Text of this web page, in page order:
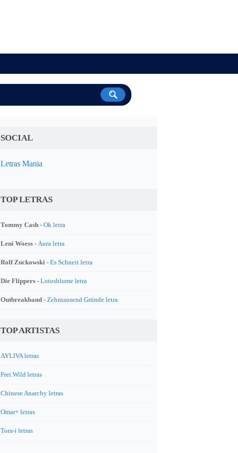
SOCIAL
Letras Mania
TOP LETRAS
Tommy Cash - Ok letra
Leni Woess - Aura letra
Rolf Zuckowski - Es Schneit letra
Die Flippers - Lotosblume letra
Outbreakband - Zehntausend Gründe letra
TOP ARTISTAS
AYLIVA letras
Frei.Wild letras
Chinese Anarchy letras
Omar+ letras
Tora-i letras